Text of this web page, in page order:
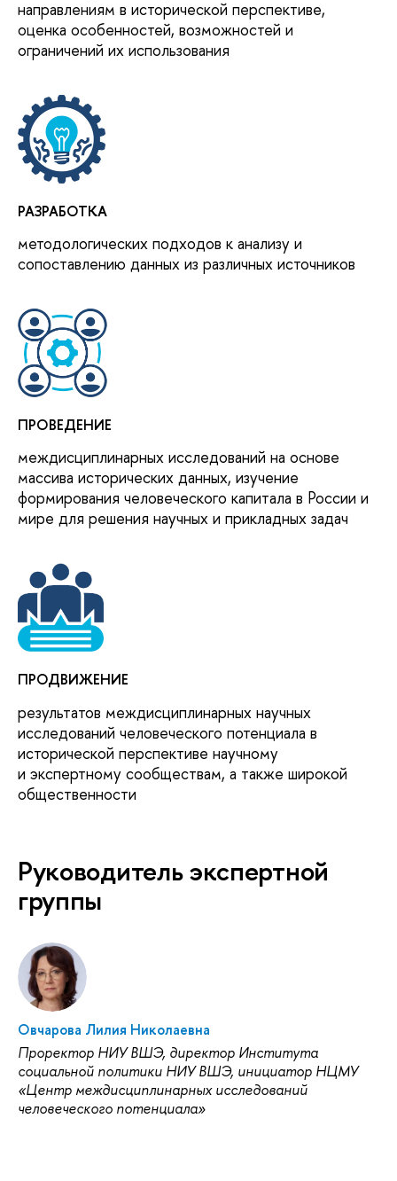
направлениям в исторической перспективе,
оценка особенностей, возможностей и
ограничений их использования
РАЗРАБОТКА
методологических подходов к анализу и
сопоставлению данных из различных источников
ПРОВЕДЕНИЕ
междисциплинарных исследований на основе
массива исторических данных, изучение
формирования человеческого капитала в России и
мире для решения научных и прикладных задач
ПРОДВИЖЕНИЕ
результатов междисциплинарных научных
исследований человеческого потенциала в
исторической перспективе научному
и экспертному сообществам, а также широкой
общественности
Руководитель экспертной
группы
Овчарова Лилия Николаевна
Проректор НИУ ВШЭ, директор Института
социальной политики НИУ ВШЭ, инициатор НЦМУ
«Центр междисциплинарных исследований
человеческого потенциала»